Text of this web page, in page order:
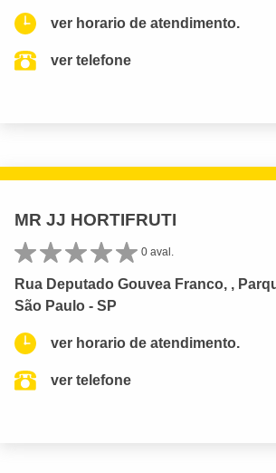
ver horario de atendimento.
ver telefone
MR JJ HORTIFRUTI
0 aval.
Rua Deputado Gouvea Franco, ,
São Paulo - SP
ver horario de atendimento.
ver telefone